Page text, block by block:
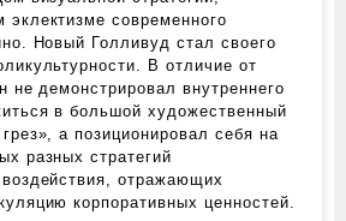
современного
Новый Голливуд стал своего
В отличие от
не демонстрировал внутреннего
в большой художественный
а позиционировал себя на
разных стратегий
воздействия, отражающих
корпоративных ценностей.